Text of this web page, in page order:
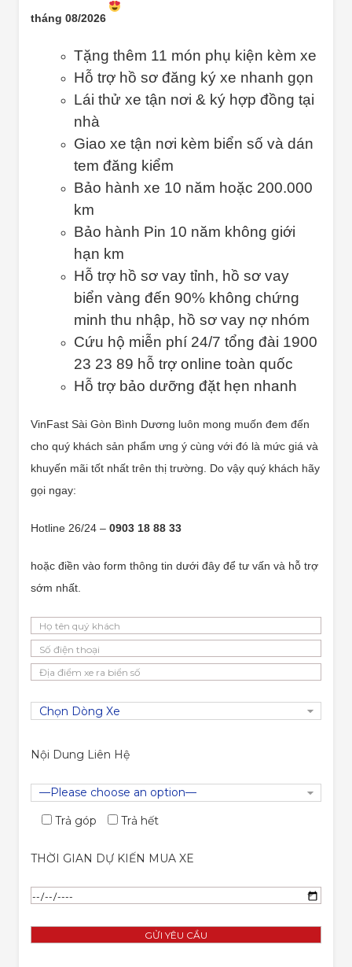
tháng 08/2026
Tặng thêm 11 món phụ kiện kèm xe
Hỗ trợ hồ sơ đăng ký xe nhanh gọn
Lái thử xe tận nơi & ký hợp đồng tại
nhà
Giao xe tận nơi kèm biển số và dán
tem đăng kiểm
Bảo hành xe 10 năm hoặc 200.000
km
Bảo hành Pin 10 năm không giới
hạn km
Hỗ trợ hồ sơ vay tỉnh, hồ sơ vay
biển vàng đến 90% không chứng
minh thu nhập, hồ sơ vay nợ nhóm
Cứu hộ miễn phí 24/7 tổng đài 1900
23 23 89 hỗ trợ online toàn quốc
Hỗ trợ bảo dưỡng đặt hẹn nhanh
VinFast Sài Gòn Bình Dương luôn mong muốn đem đến
cho quý khách sản phẩm ưng ý cùng với đó là mức giá và
khuyến mãi tốt nhất trên thị trường. Do vậy quý khách hãy
gọi ngay:
Hotline 26/24 – 0903 18 88 33
hoặc điền vào form thông tin dưới đây để tư vấn và hỗ trợ
sớm nhất.
Nội Dung Liên Hệ
Trả góp Trả hết
THỜI GIAN DỰ KIẾN MUA XE